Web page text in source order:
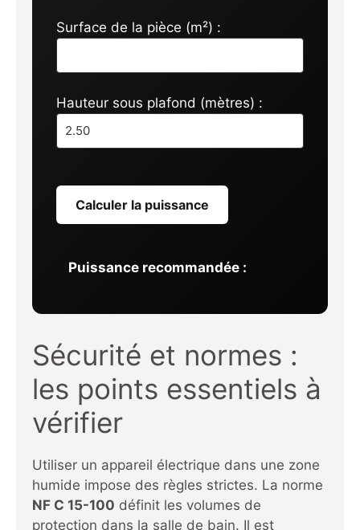
Surface de la pièce (m²) :
Hauteur sous plafond (mètres) :
Calculer la puissance
Puissance recommandée :
Sécurité et normes :
les points essentiels à
vérifier
Utiliser un appareil électrique dans une zone
humide impose des règles strictes. La norme
NF C 15-100 définit les volumes de
protection dans la salle de bain. Il est